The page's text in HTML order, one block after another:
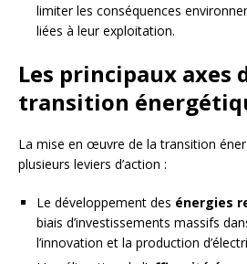
limiter les conséquences
liées à leur exploitation.
Les principaux axes
transition
La mise en œuvre de la transition
plusieurs leviers d’action :
Le développement des énergies
biais d’investissements massifs
l’innovation et la production